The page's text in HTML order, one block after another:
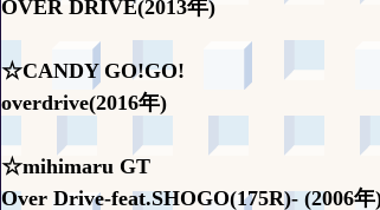
OVER DRIVE(2013年)
☆CANDY GO!GO!
overdrive(2016年)
☆mihimaru GT
Over Drive-feat.SHOGO(175R)- (2006年